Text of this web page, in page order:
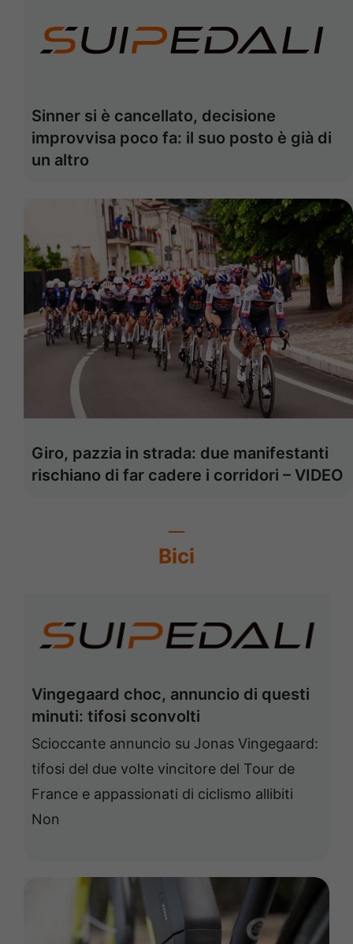
Sinner si è cancellato, decisione
improvvisa poco fa: il suo posto è già di
un altro
Giro, pazzia in strada: due manifestanti
rischiano di far cadere i corridori – VIDEO
Bici
Vingegaard choc, annuncio di questi
minuti: tifosi sconvolti
Scioccante annuncio su Jonas Vingegaard:
tifosi del due volte vincitore del Tour de
France e appassionati di ciclismo allibiti
Non